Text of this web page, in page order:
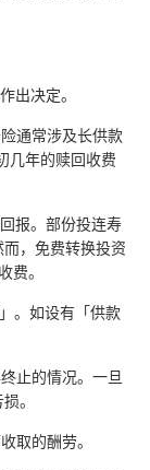
出决定。
通常涉及长供款
几年的赎回收费
报。部份投连寿
，免费转换投资
费。
。如设有「供款
止的情况。一旦
。
取的酬劳。